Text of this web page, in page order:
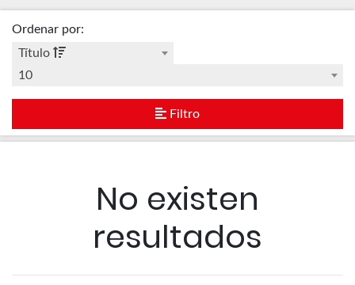
Ordenar por:
Título
10
Filtro
No existen
resultados